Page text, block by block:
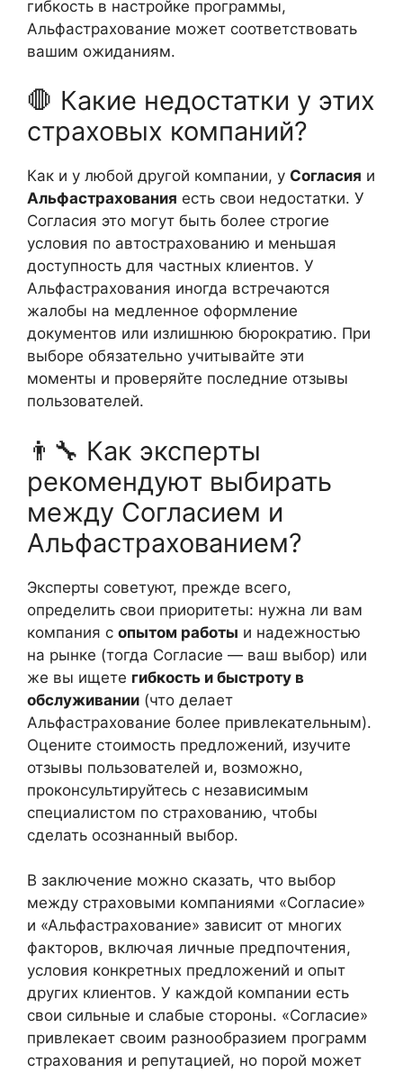
гибкость в настройке программы,
Альфастрахование может соответствовать
вашим ожиданиям.
🛑 Какие недостатки у этих
страховых компаний?
Как и у любой другой компании, у Согласия и
Альфастрахования есть свои недостатки. У
Согласия это могут быть более строгие
условия по автострахованию и меньшая
доступность для частных клиентов. У
Альфастрахования иногда встречаются
жалобы на медленное оформление
документов или излишнюю бюрократию. При
выборе обязательно учитывайте эти
моменты и проверяйте последние отзывы
пользователей.
👨‍🔧 Как эксперты
рекомендуют выбирать
между Согласием и
Альфастрахованием?
Эксперты советуют, прежде всего,
определить свои приоритеты: нужна ли вам
компания с опытом работы и надежностью
на рынке (тогда Согласие — ваш выбор) или
же вы ищете гибкость и быстроту в
обслуживании (что делает
Альфастрахование более привлекательным).
Оцените стоимость предложений, изучите
отзывы пользователей и, возможно,
проконсультируйтесь с независимым
специалистом по страхованию, чтобы
сделать осознанный выбор.
В заключение можно сказать, что выбор
между страховыми компаниями «Согласие»
и «Альфастрахование» зависит от многих
факторов, включая личные предпочтения,
условия конкретных предложений и опыт
других клиентов. У каждой компании есть
свои сильные и слабые стороны. «Согласие»
привлекает своим разнообразием программ
страхования и репутацией, но порой может